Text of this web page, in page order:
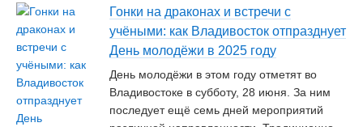
Гонки на драконах и встречи с
учёными: как Владивосток отпразднует
День молодёжи в 2025 году
День молодёжи в этом году отметят во
Владивостоке в субботу, 28 июня. За ним
последует ещё семь дней мероприятий